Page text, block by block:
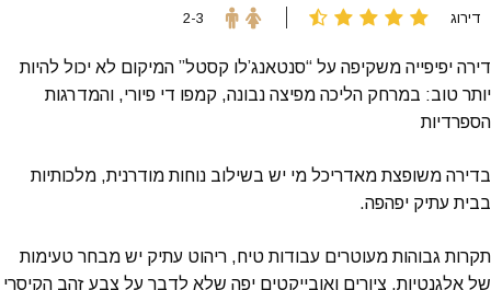
דירוג 2-3
דירה יפיפייה משקיפה על “סנטאנג’לו קסטל” המיקום לא יכול להיות
יותר טוב: במרחק הליכה מפיצה נבונה, קמפו די פיורי, והמדרגות
הספרדיות
בדירה משופצת מאדריכל מי יש בשילוב נוחות מודרנית, מלכותיות
בבית עתיק יפהפה.
תקרות גבוהות מעוטרים עבודות טיח, ריהוט עתיק יש מבחר טעימות
של אלגנטיות, ציורים ואובייקטים יפה שלא לדבר על צבע זהב הקיסרי